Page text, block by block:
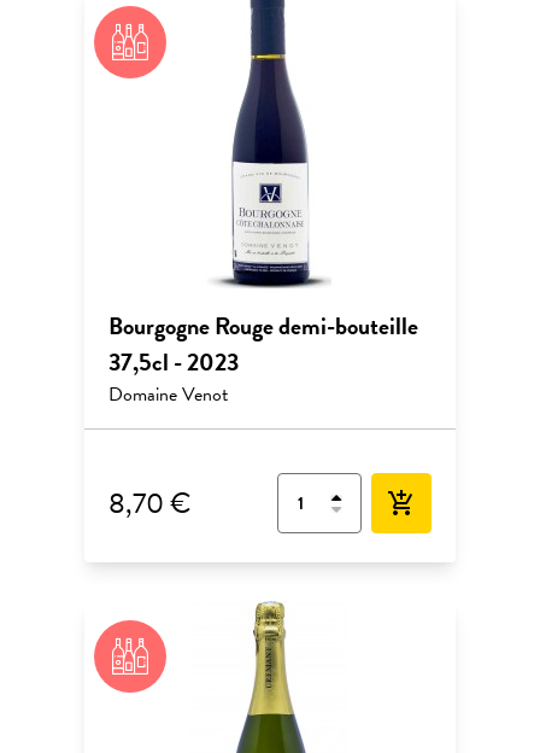
Bourgogne Rouge demi-bouteille
37,5cl - 2023
Domaine Venot
8,70 € add_shopping_cart